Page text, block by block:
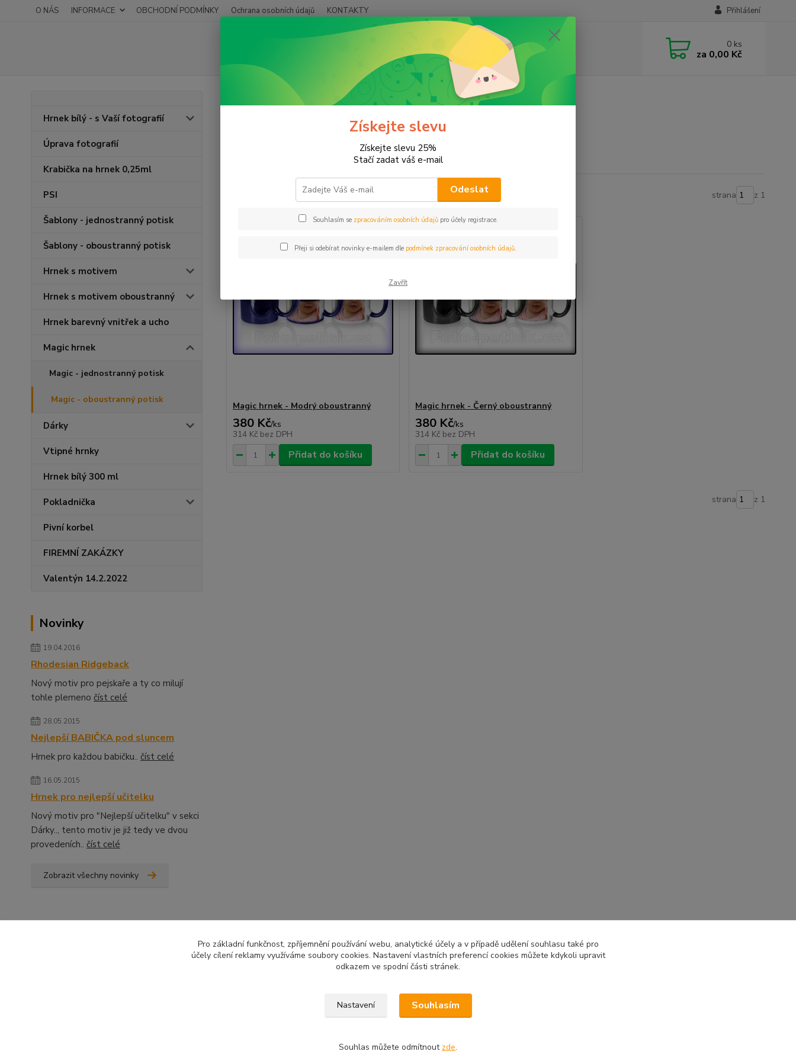
O NÁS INFORMACE OBCHODNÍ PODMÍNKY Ochrana osobních údajů KONTAKTY Přihlášení
0 ks
za 0,00 Kč
Hrnek bílý - s Vaší fotografií
Úprava fotografií
Krabička na hrnek 0,25ml
PSI
Šablony - jednostranný potisk
Šablony - oboustranný potisk
Hrnek s motivem
Hrnek s motivem oboustranný
Hrnek barevný vnitřek a ucho
Magic hrnek
Magic - jednostranný potisk
Magic - oboustranný potisk
Dárky
Vtipné hrnky
Hrnek bílý 300 ml
Pokladnička
Pivní korbel
FIREMNÍ ZAKÁZKY
Valentýn 14.2.2022
Novinky
19.04.2016
Rhodesian Ridgeback
Nový motiv pro pejskaře a ty co milují
tohle plemeno číst celé
28.05.2015
Nejlepší BABIČKA pod sluncem
Hrnek pro každou babičku.. číst celé
16.05.2015
Hrnek pro nejlepší učitelku
Nový motiv pro "Nejlepší učitelku" v sekci
Dárky.., tento motiv je již tedy ve dvou
provedeních.. číst celé
Zobrazit všechny novinky
Magic hrnek Magic - oboustranný potisk
Magic - oboustranný potisk
Nejdražší
strana z 1
Magic hrnek - Modrý oboustranný
380 Kč/ks
314 Kč bez DPH
Přidat do košíku
Magic hrnek - Černý oboustranný
380 Kč/ks
314 Kč bez DPH
Přidat do košíku
strana z 1
Získejte slevu
Získejte slevu 25%
Stačí zadat váš e-mail
Odeslat
Souhlasím se zpracováním osobních údajůpro účely registrace.
Přeji si odebírat novinky e-mailem dle podmínek zpracování osobních údajů.
Zavřít
Pro základní funkčnost, zpříjemnění používání webu, analytické účely a v případě udělení souhlasu také pro
účely cílení reklamy využíváme soubory cookies. Nastavení vlastních preferencí cookies můžete kdykoli upravit
odkazem ve spodní části stránek.
Nastavení Souhlasím
Souhlas můžete odmítnout zde.